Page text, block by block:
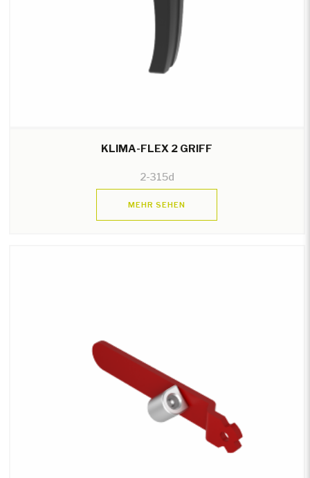
KLIMA-FLEX 2 GRIFF
2-315d
MEHR SEHEN